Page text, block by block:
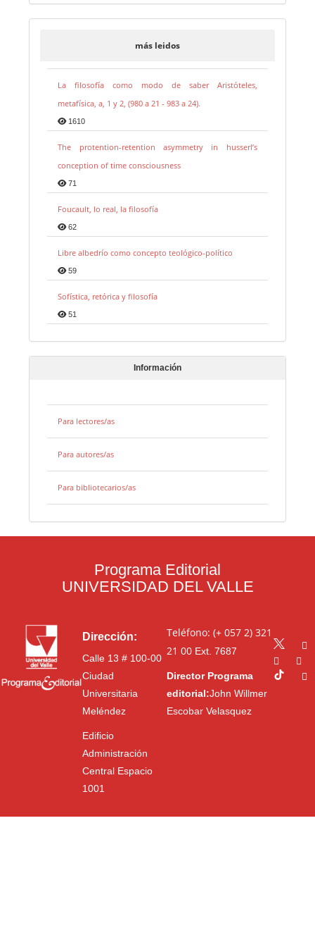
más leidos
La filosofía como modo de saber Aristóteles,
metafísica, a, 1 y 2, (980 a 21 - 983 a 24).
1610
The protention-retention asymmetry in husserl’s
conception of time consciousness
71
Foucault, lo real, la filosofía
62
Libre albedrío como concepto teológico-político
59
Sofística, retórica y filosofía
51
Información
Para lectores/as
Para autores/as
Para bibliotecarios/as
Programa Editorial
UNIVERSIDAD DEL VALLE
Dirección:
Calle 13 # 100-00
Ciudad
Universitaria
Meléndez
Edificio
Administración
Central Espacio
1001
Teléfono: (+ 057 2) 321
21 00Ext. 7687
Director Programa
editorial:John Willmer
Escobar Velasquez